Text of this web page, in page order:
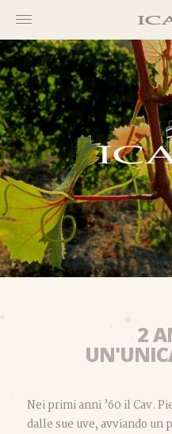
2
Nei primi anni ’60 il Cav.
dalle sue uve, avviando un